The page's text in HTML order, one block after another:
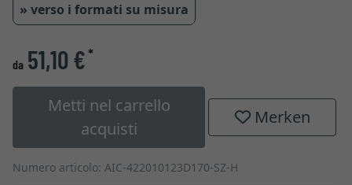
» verso i formati su misura
da 51,10 €*
Metti nel carrello
acquisti
Merken
Numero articolo: AIC-422010123D170-SZ-H